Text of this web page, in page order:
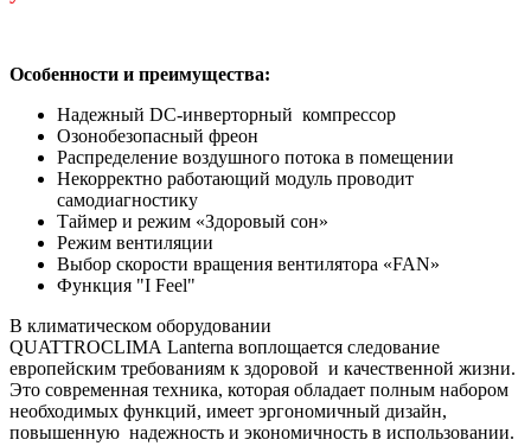
Особенности и преимущества:
Надежный DC-инверторный компрессор
Озонобезопасный фреон
Распределение воздушного потока в помещении
Некорректно работающий модуль проводит
самодиагностику
Таймер и режим «Здоровый сон»
Режим вентиляции
Выбор скорости вращения вентилятора «FAN»
Функция "I Feel"
В климатическом оборудовании
QUATTROCLIMA Lanterna воплощается следование
европейским требованиям к здоровой и качественной жизни.
Это современная техника, которая обладает полным набором
необходимых функций, имеет эргономичный дизайн,
повышенную надежность и экономичность в использовании.